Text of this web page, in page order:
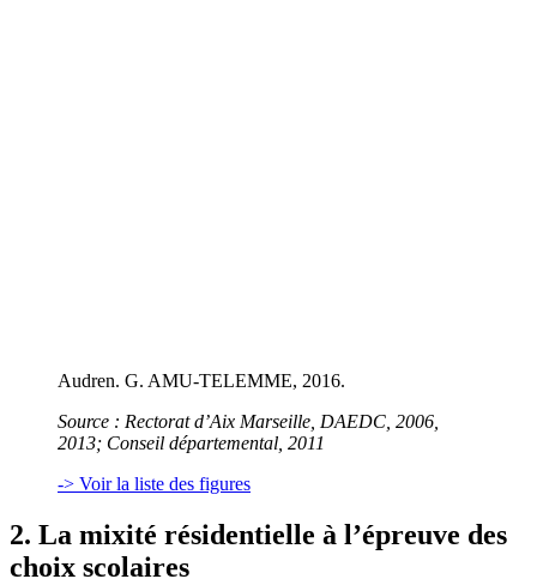
Audren. G. AMU-TELEMME, 2016.
Source : Rectorat d’Aix Marseille, DAEDC, 2006,
2013; Conseil départemental, 2011
-> Voir la liste des figures
2. La mixité résidentielle à l’épreuve des
choix scolaires